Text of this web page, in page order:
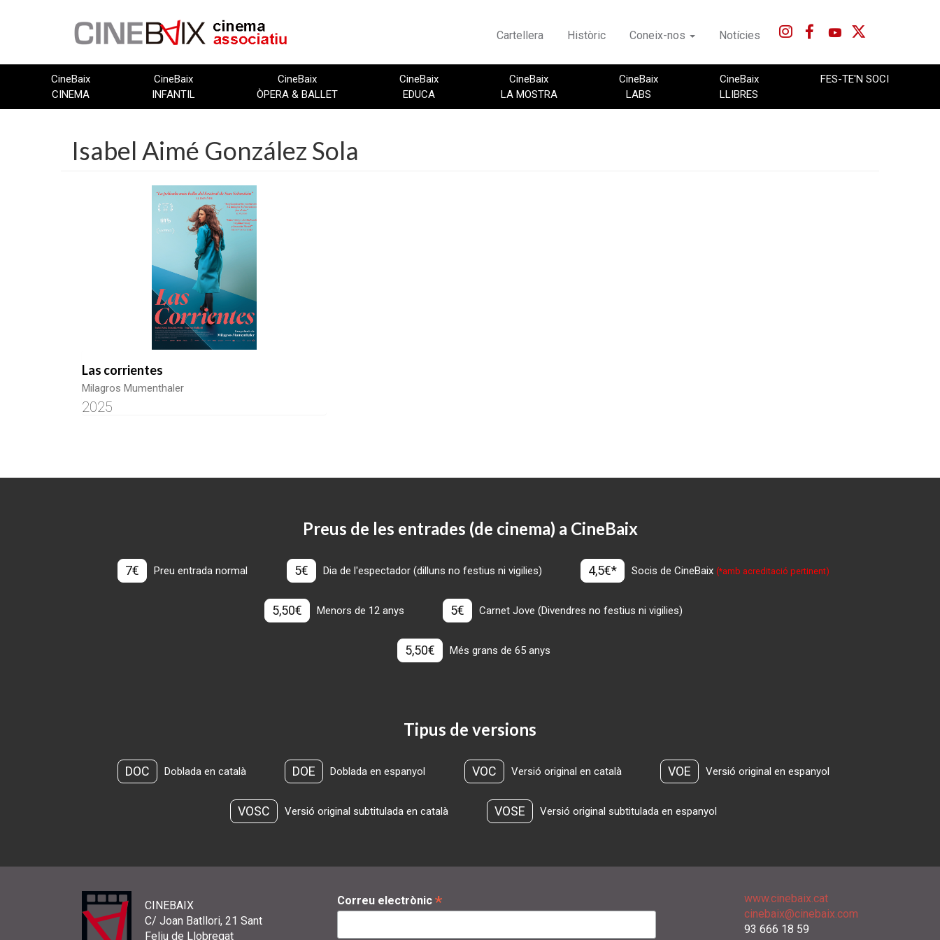
Cartellera Històric Coneix-nos Notícies
CineBaix
CINEMA
CineBaix
INFANTIL
CineBaix
ÒPERA & BALLET
CineBaix
EDUCA
CineBaix
LA MOSTRA
CineBaix
LABS
CineBaix
LLIBRES
FES-TE'N SOCI
Isabel Aimé González Sola
Las corrientes
Milagros Mumenthaler
2025
Preus de les entrades (de cinema) a CineBaix
7€ Preu entrada normal 5€ Dia de l'espectador (dilluns no festius ni vigilies) 4,5€* Socis de CineBaix(*amb acreditació pertinent)
5,50€ Menors de 12 anys 5€ Carnet Jove (Divendres no festius ni vigilies)
5,50€ Més grans de 65 anys
Tipus de versions
DOC Doblada en català DOE Doblada en espanyol VOC Versió original en català VOE Versió original en espanyol
VOSC Versió original subtitulada en català VOSE Versió original subtitulada en espanyol
CINEBAIX
C/ Joan Batllori, 21 Sant
Feliu de Llobregat
Correu electrònic *
www.cinebaix.cat
cinebaix@cinebaix.com
93 666 18 59